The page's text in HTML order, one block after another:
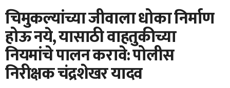
चिमुकल्यांच्या जीवाला धोका निर्माण
होऊ नये, यासाठी वाहतुकीच्या
नियमांचे पालन करावे: पोलीस
निरीक्षक चंद्रशेखर यादव